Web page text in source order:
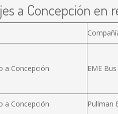
a Concepción en
a Concepción EME Bus
a Concepción Pullman